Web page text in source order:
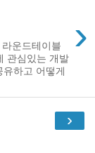
›
운드테이블
관심있는 개발
하고 어떻게
›